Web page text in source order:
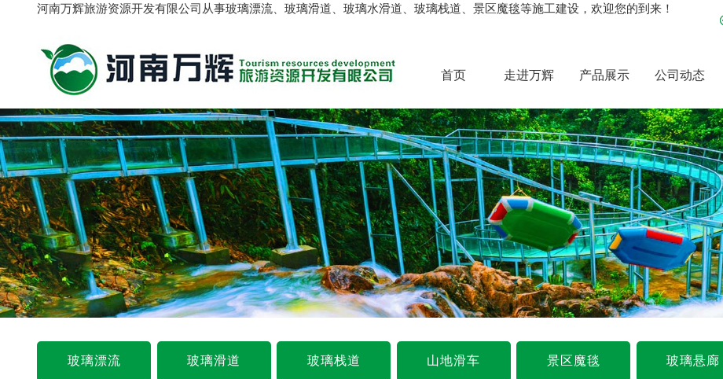
河南万辉旅游资源开发有限公司从事玻璃漂流、玻璃滑道、玻璃水滑道、玻璃栈道、景区魔毯等施工建设，欢迎您的到来！
首页 走进万辉 产品展示 公司动态
玻璃漂流 玻璃滑道 玻璃栈道 山地滑车 景区魔毯 玻璃悬廊